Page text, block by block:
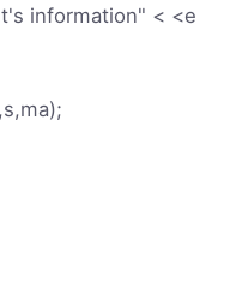
information" < <e